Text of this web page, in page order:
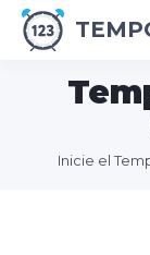
Inicie el